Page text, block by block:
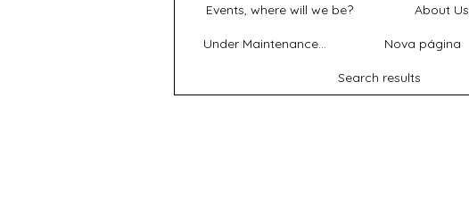
Events, where will we be? About Us
Under Maintenance... Nova página
Search results